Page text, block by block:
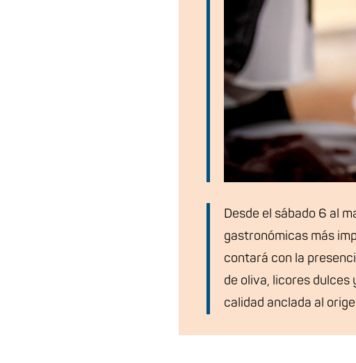
Desde el sábado 6 al
gastronómicas más
contará con la
de oliva, licores
calidad anclada al